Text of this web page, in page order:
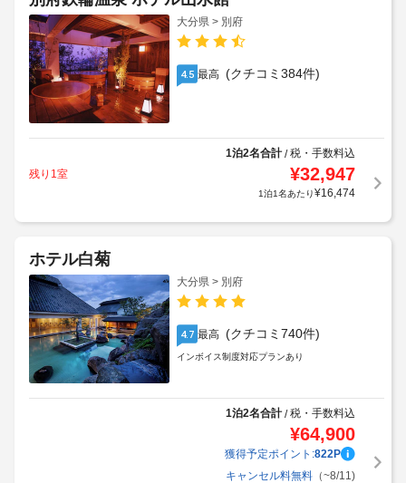
大分県 > 別府
4.5 最高 (クチコミ384件)
1泊2名合計/税・手数料込
残り1室
¥32,947
1泊1名あたり¥16,474
ホテル白菊
大分県 > 別府
4.7 最高 (クチコミ740件)
インボイス制度対応プランあり
1泊2名合計/税・手数料込
¥64,900
獲得予定ポイント:822P
キャンセル料無料（~8/11)